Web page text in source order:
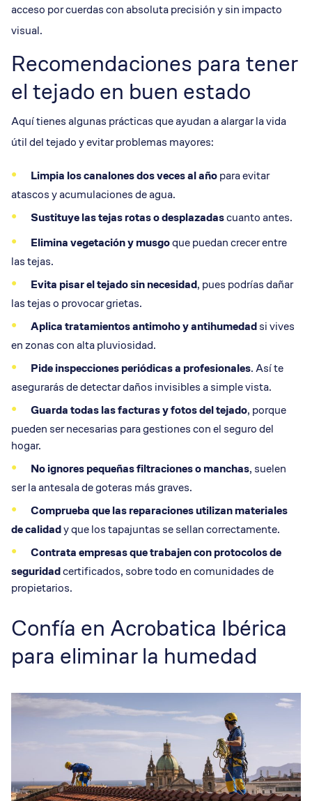
acceso por cuerdas con absoluta precisión y sin impacto
visual.
Recomendaciones para tener
el tejado en buen estado
Aquí tienes algunas prácticas que ayudan a alargar la vida
útil del tejado y evitar problemas mayores:
Limpia loscanalonesdos veces al añopara evitar
atascos y acumulaciones de agua.
Sustituye lastejasrotas o desplazadascuanto antes.
Elimina vegetación y musgoque puedan crecer entre
las tejas.
Evita pisar el tejado sin necesidad, pues podrías dañar
las tejas o provocar grietas.
Aplica tratamientos antimoho y antihumedadsi vives
en zonas con alta pluviosidad.
Pide inspecciones periódicas a profesionales. Así te
asegurarás de detectar daños invisibles a simple vista.
Guarda todas las facturas y fotos del tejado, porque
pueden ser necesarias para gestiones con el seguro del
hogar.
No ignores pequeñas filtraciones o manchas, suelen
ser la antesala de goteras más graves.
Comprueba que las reparaciones utilizan materiales
de calidady que los tapajuntas se sellan correctamente.
Contrata empresas que trabajen con protocolos de
seguridadcertificados, sobre todo en comunidades de
propietarios.
Confía en Acrobatica Ibérica
para eliminar la humedad